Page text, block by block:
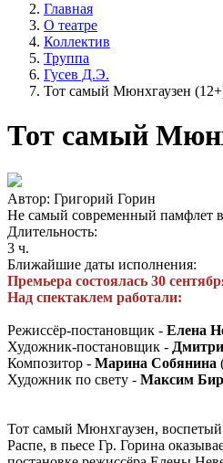
Главная
О театре
Коллектив
Труппа
Гусев Д.Э.
Тот самый Мюнхгаузен
Тот самый
Автор: Григорий Горин
Не самый современный памфлет в
Длительность:
3 ч.
Ближайшие даты исполнения:
Премьера состоялась 30
Над спектаклем работали:
Режиссёр-постановщик - Елена
Художник-постановщик -
Композитор - Марина Собянина
Художник по свету - Максим
Тот самый Мюнхгаузен,
Распе, в пьесе Гр. Горина